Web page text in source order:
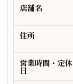
店舗名
住所
営業時間・定休
日